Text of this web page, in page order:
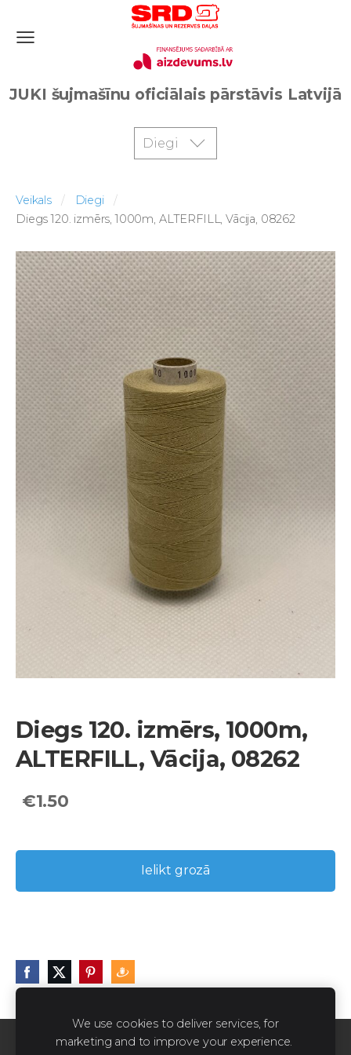
JUKI šujmašīnu oficiālais pārstāvis Latvijā
Diegi
Veikals
Diegi
Diegs 120. izmērs, 1000m, ALTERFILL, Vācija, 08262
Diegs 120. izmērs, 1000m,
ALTERFILL, Vācija, 08262
€1.50
Ielikt grozā
Sīkdatnes
We use cookies to deliver services, for
marketing and to improve your experience.